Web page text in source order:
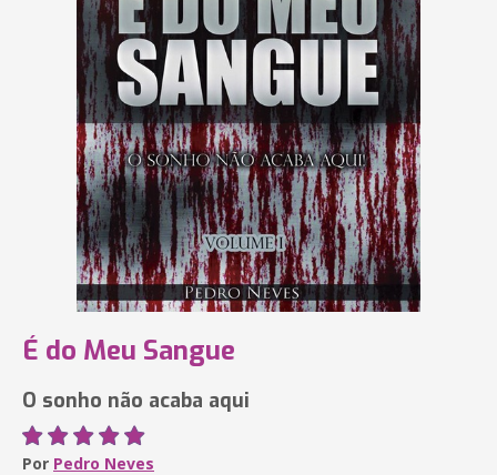
É do Meu Sangue
O sonho não acaba aqui
Por Pedro Neves